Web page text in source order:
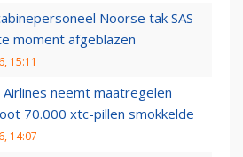
Noorse tak SAS
moment afgeblazen
15:11
Airlines neemt maatregelen
70.000 xtc-pillen smokkelde
14:07